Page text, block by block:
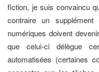
fiction, je suis convaincu
contraire un
numériques doivent
que celui-ci délègue
automatisées (certaines